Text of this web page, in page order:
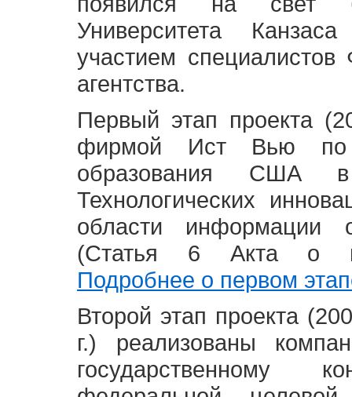
Университета
участием специалистов
агентства.
Первый этап проекта
фирмой Ист Вью по
образования США
Технологических
области информации
(Статья 6 Акта о
Подробнее о первом
Второй этап проекта
г.) реализованы
государственному